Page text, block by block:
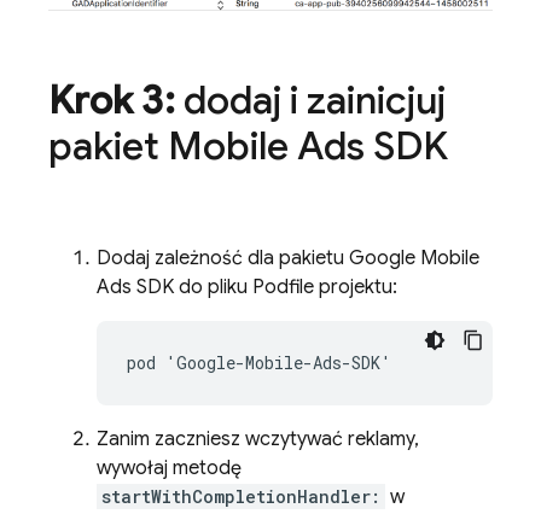
Krok 3:dodaj i zainicjuj
pakiet Mobile Ads SDK
Dodaj zależność dla pakietu Google Mobile
Ads SDK do pliku Podfile projektu:
Zanim zaczniesz wczytywać reklamy,
wywołaj metodę
startWithCompletionHandler: w